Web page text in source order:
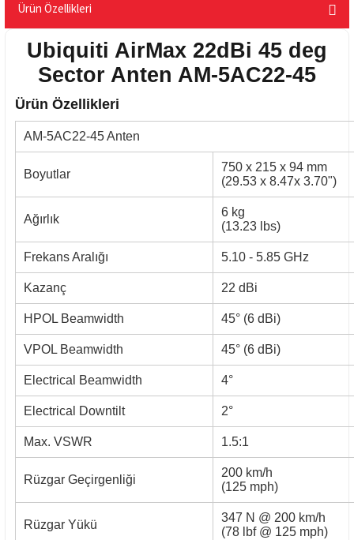
Ürün Özellikleri
Ubiquiti AirMax 22dBi 45 deg
Sector Anten AM-5AC22-45
Ürün Özellikleri
AM-5AC22-45 Anten
Boyutlar
750 x 215 x 94 mm
(29.53 x 8.47x 3.70")
Ağırlık
6 kg
(13.23 lbs)
Frekans Aralığı 5.10 - 5.85 GHz
Kazanç 22 dBi
HPOL Beamwidth 45° (6 dBi)
VPOL Beamwidth 45° (6 dBi)
Electrical Beamwidth 4°
Electrical Downtilt 2°
Max. VSWR 1.5:1
Rüzgar Geçirgenliği
200 km/h
(125 mph)
Rüzgar Yükü
347 N @ 200 km/h
(78 lbf @ 125 mph)